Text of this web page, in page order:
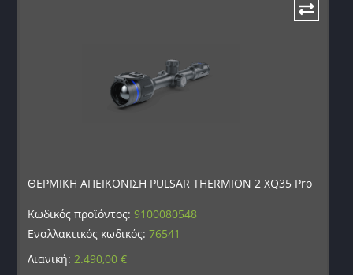
ΘΕΡΜΙΚΗ ΑΠΕΙΚΟΝΙΣΗ PULSAR THERMION 2 XQ35 Pro
Κωδικός προϊόντος:9100080548
Εναλλακτικός κωδικός:76541
Λιανική: 2.490,00€